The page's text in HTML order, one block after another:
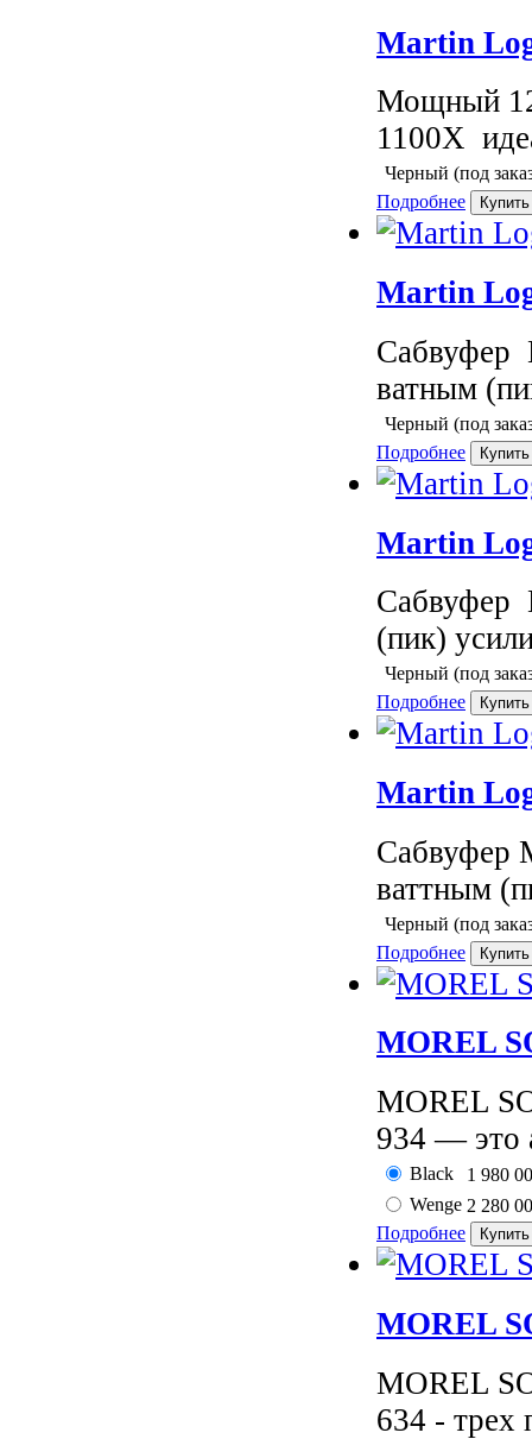
Martin
Мощный
1100X
Черный (под
Подробнее
Martin
Сабвуфер
ватным
Черный (под
Подробнее
Martin
Сабвуфер
(пик)
Черный (под
Подробнее
Martin
Сабвуфер
ваттным
Черный (под
Подробнее
MOREL
MOREL
934 — это
Black
1 980
Wenge 2 280
Подробнее
MOREL
MOREL
634 - трех